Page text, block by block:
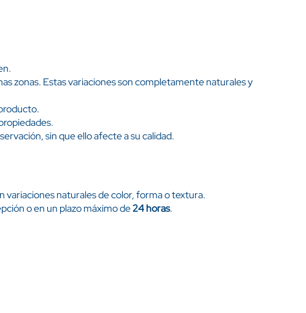
zonas. Estas variaciones son completamente naturales y
sin que ello afecte a su calidad.
naturales de color, forma o textura.
o en un plazo máximo de24 horas.